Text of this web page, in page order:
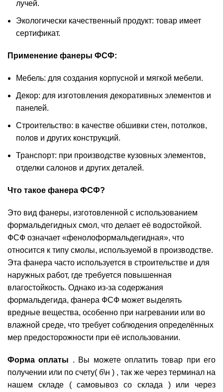
лучей.
Экологически качественный продукт: товар имеет
сертификат.
Применение фанеры ФСФ:
Мебель: для создания корпусной и мягкой мебели.
Декор: для изготовления декоративных элементов и
панелей.
Строительство: в качестве обшивки стен, потолков,
полов и других конструкций.
Транспорт: при производстве кузовных элементов,
отделки салонов и других деталей.
Что такое фанера ФСФ?
Это вид фанеры, изготовленной с использованием
формальдегидных смол, что делает её водостойкой.
ФСФ означает «фенолоформальдегидная», что
относится к типу смолы, используемой в производстве.
Эта фанера часто используется в строительстве и для
наружных работ, где требуется повышенная
влагостойкость. Однако из-за содержания
формальдегида, фанера ФСФ может выделять
вредные вещества, особенно при нагревании или во
влажной среде, что требует соблюдения определённых
мер предосторожности при её использовании.
Форма оплаты . Вы можете оплатить товар при его
получении или по счету( б\н ) , так же через терминал на
нашем складе ( самовывоз со склада ) или через